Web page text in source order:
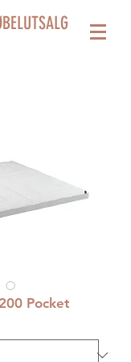
Pocket